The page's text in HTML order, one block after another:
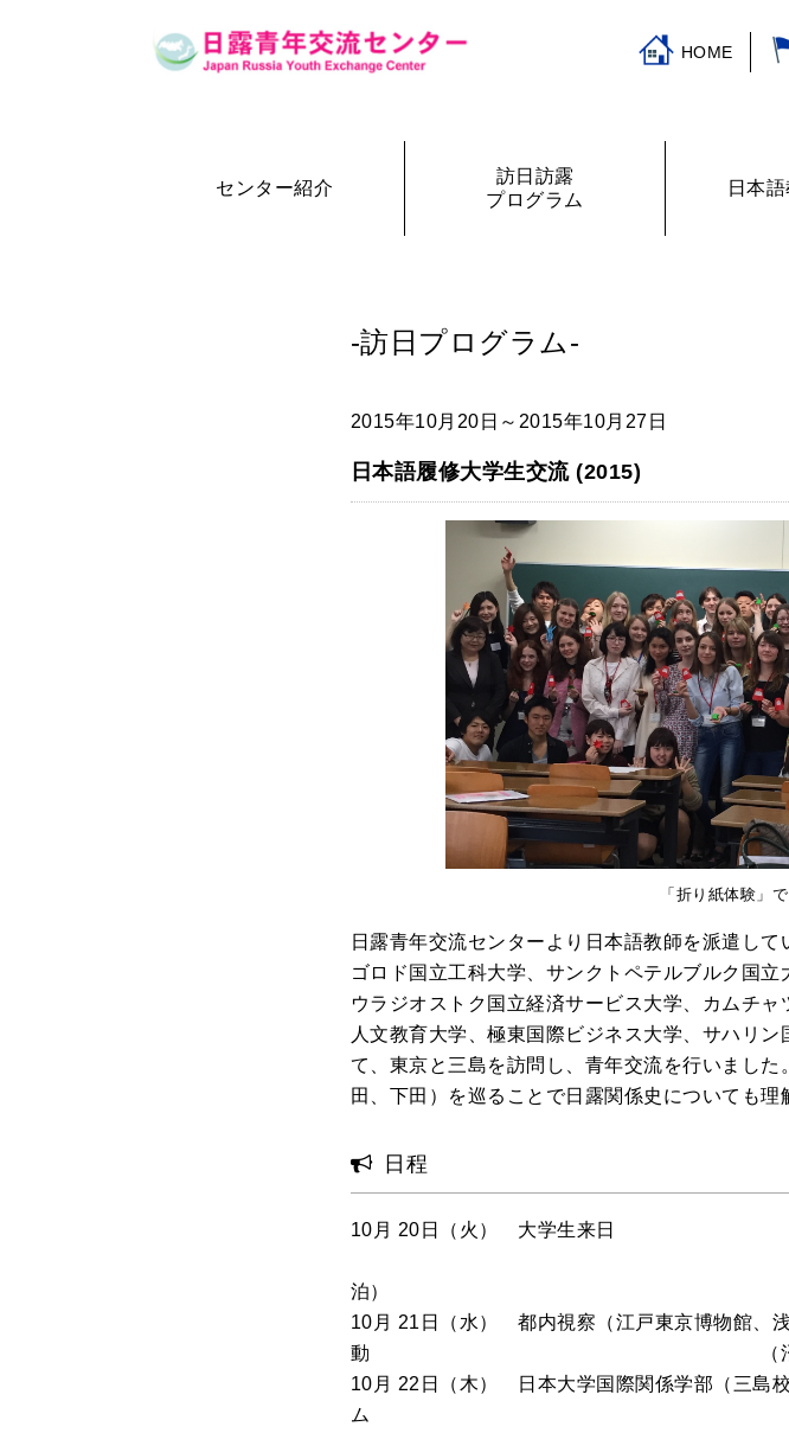
HOME
センター紹介
訪日訪露
プログラム
日本
-訪日プログラム-
2015年10月20日～2015年10月27日
日本語履修大学生交流 (2015)
「折り紙体験」
日露青年交流センターより日本語教師を派遣し
ゴロド国立工科大学、サンクトペテルブルク国立
ウラジオストク国立経済サービス大学、カムチ
人文教育大学、極東国際ビジネス大学、サハリ
て、東京と三島を訪問し、青年交流を行いまし
田、下田）を巡ることで日露関係史についても理
日程
10月 20日（火） 大学生来日
（
泊）
10月 21日（水） 都内視察（江戸東京博物館、
動 （沼津泊
10月 22日（木） 日本大学国際関係学部（三島
ム （沼津